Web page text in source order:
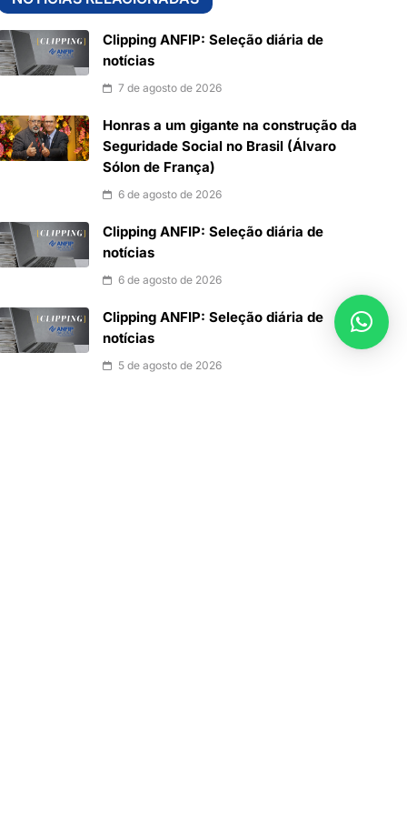
Clipping ANFIP: Seleção diária de
notícias
7 de agosto de 2026
Honras a um gigante na construção da
Seguridade Social no Brasil (Álvaro
Sólon de França)
6 de agosto de 2026
Clipping ANFIP: Seleção diária de
notícias
6 de agosto de 2026
Clipping ANFIP: Seleção diária de
notícias
5 de agosto de 2026